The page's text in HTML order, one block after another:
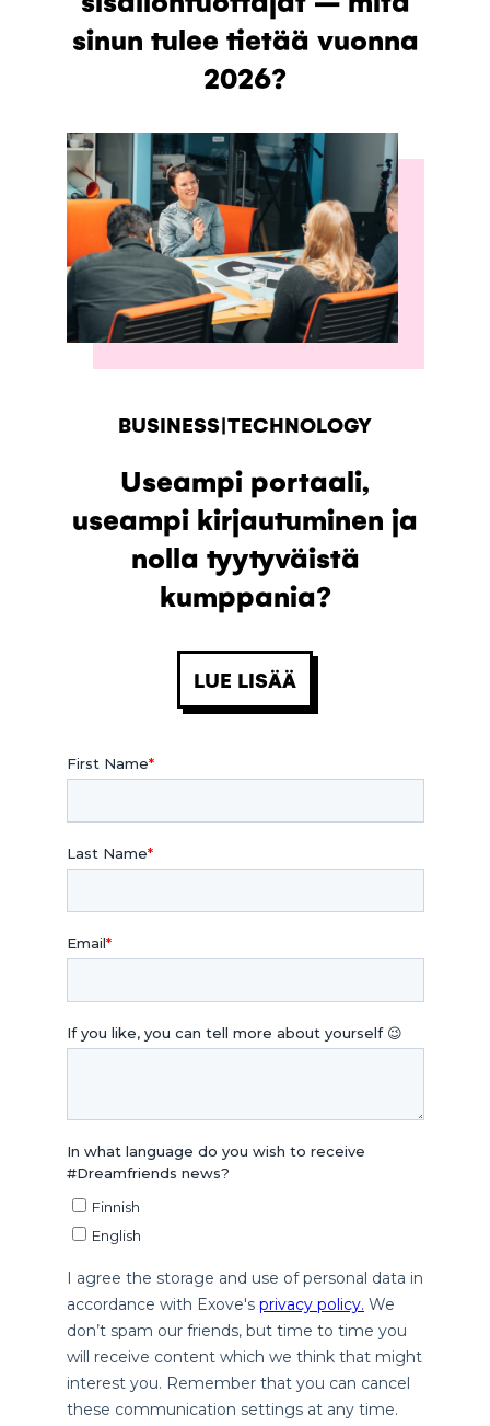
sinun tulee tietää vuonna
2026?
BUSINESS|TECHNOLOGY
Useampi portaali,
useampi kirjautuminen ja
nolla tyytyväistä
kumppania?
LUE LISÄÄ